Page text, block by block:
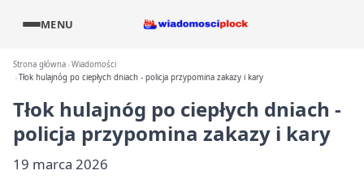
MENU
Strona główna Wiadomości
Tłok hulajnóg po ciepłych dniach - policja przypomina zakazy i kary
Tłok hulajnóg po ciepłych dniach -
policja przypomina zakazy i kary
19 marca 2026